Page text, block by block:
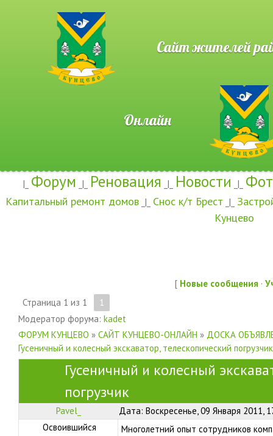
Сайт жителей
Онлайн
|_ Форум _|_ Реновация _|_ Новости _|_
Капитальный ремонт домов _|_ Снос к/т Брест _|_
Кунцево
[ Новые сообщения ·
Страница 1 из 1
1
Модератор форума: kadet
ФОРУМ КУНЦЕВО » САЙТ КУНЦЕВО-ОНЛАЙН » ДОСКА
Гусеничный и колесный экскаватор, телескопический погрузчик
Гусеничный и колесный
погрузчик
Pavel_
Дата: Воскресенье, 09 Января 2011,
Освоившийся
Многолетний опыт сотрудников